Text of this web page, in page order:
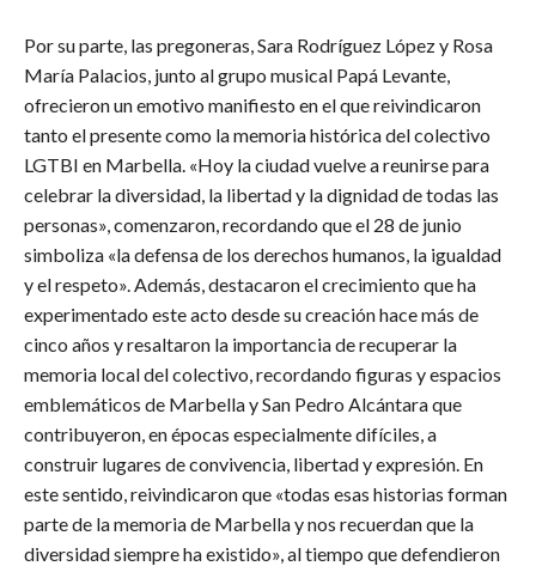
Por su parte, las pregoneras, Sara Rodríguez López y Rosa
María Palacios, junto al grupo musical Papá Levante,
ofrecieron un emotivo manifiesto en el que reivindicaron
tanto el presente como la memoria histórica del colectivo
LGTBI en Marbella. «Hoy la ciudad vuelve a reunirse para
celebrar la diversidad, la libertad y la dignidad de todas las
personas», comenzaron, recordando que el 28 de junio
simboliza «la defensa de los derechos humanos, la igualdad
y el respeto». Además, destacaron el crecimiento que ha
experimentado este acto desde su creación hace más de
cinco años y resaltaron la importancia de recuperar la
memoria local del colectivo, recordando figuras y espacios
emblemáticos de Marbella y San Pedro Alcántara que
contribuyeron, en épocas especialmente difíciles, a
construir lugares de convivencia, libertad y expresión. En
este sentido, reivindicaron que «todas esas historias forman
parte de la memoria de Marbella y nos recuerdan que la
diversidad siempre ha existido», al tiempo que defendieron